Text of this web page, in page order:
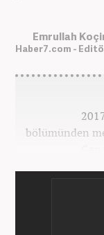
Emrullah
Haber7.com -
bölümünden